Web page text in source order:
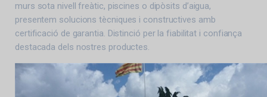
murs sota nivell freàtic, piscines o dipòsits d’aigua,
presentem solucions tècniques i constructives amb
certificació de garantia. Distinció per la fiabilitat i confiança
destacada dels nostres productes.